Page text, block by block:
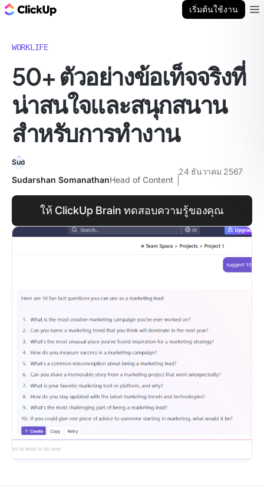
เริ่มต้นใช้งาน
WORKLIFE
50+ ตัวอย่างข้อเท็จจริงที่
น่าสนใจและสนุกสนาน
สำหรับการทำงาน
Sudarshan SomanathanHead of Content
24 ธันวาคม 2567
ให้ ClickUp Brain ทดสอบความรู้ของคุณ